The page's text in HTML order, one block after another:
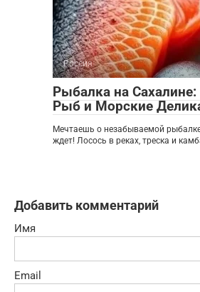
Россия
Рыбалка на
Рыб и Морские
Мечтаешь о незабываемой
ждет! Лосось в реках, треска и
Добавить комментарий
Имя
Email